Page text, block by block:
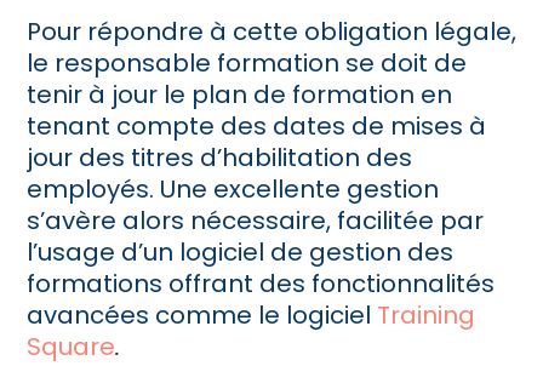
Pour répondre à cette obligation légale,
le responsable formation se doit de
tenir à jour le plan de formation en
tenant compte des dates de mises à
jour des titres d’habilitation des
employés. Une excellente gestion
s’avère alors nécessaire, facilitée par
l’usage d’un logiciel de gestion des
formations offrant des fonctionnalités
avancées comme le logiciel Training
Square.